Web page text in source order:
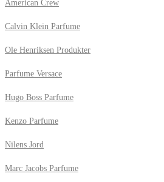
American Crew
Calvin Klein Parfume
Ole Henriksen Produkter
Parfume Versace
Hugo Boss Parfume
Kenzo Parfume
Nilens Jord
Marc Jacobs Parfume